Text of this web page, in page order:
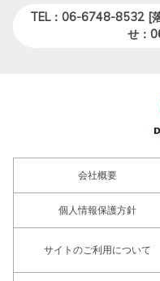
TEL：06-6748-8532 [
せ：
会社概要
個人情報保護方針
サイトのご利用について